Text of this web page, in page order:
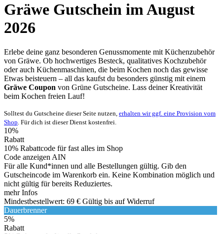
Gräwe Gutschein im August
2026
Erlebe deine ganz besonderen Genussmomente mit Küchenzubehör
von Gräwe. Ob hochwertiges Besteck, qualitatives Kochzubehör
oder auch Küchenmaschinen, die beim Kochen noch das gewisse
Etwas beisteuern – all das kaufst du besonders günstig mit einem
Gräwe Coupon von Grüne Gutscheine. Lass deiner Kreativität
beim Kochen freien Lauf!
Solltest du Gutscheine dieser Seite nutzen, erhalten wir ggf. eine Provision vom
Shop . Für dich ist dieser Dienst kostenfrei.
10%
Rabatt
10% Rabattcode für fast alles im Shop
Code anzeigen AIN
Für alle Kund*innen und alle Bestellungen gültig. Gib den
Gutscheincode im Warenkorb ein. Keine Kombination möglich und
nicht gültig für bereits Reduziertes.
mehr Infos
Mindestbestellwert: 69 € Gültig bis auf Widerruf
Dauerbrenner
5%
Rabatt